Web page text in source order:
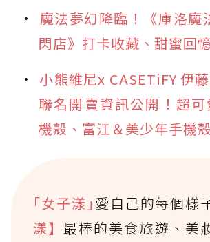
魔法夢幻降臨！《庫洛魔
閃店》打卡收藏、甜蜜回
小熊維尼x CASETiFY 伊
聯名開賣資訊公開！超
機殼、富江＆美少年手機
｢女子漾｣ 愛自己的每個樣
漾】最棒的美食旅遊、美